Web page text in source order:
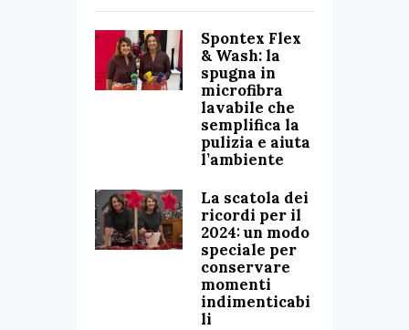
Spontex Flex
& Wash: la
spugna in
microfibra
lavabile che
semplifica la
pulizia e aiuta
l’ambiente
La scatola dei
ricordi per il
2024: un modo
speciale per
conservare
momenti
indimenticabi
li